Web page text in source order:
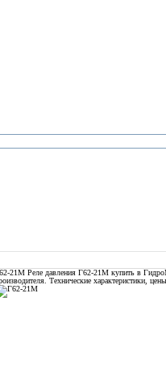
21М Реле давления Г62-21М купить в
Технические характеристики,